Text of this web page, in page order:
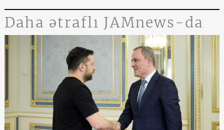
Daha ətraflı JAMnews-da